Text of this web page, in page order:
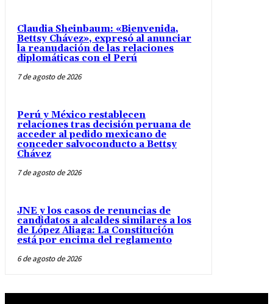
Claudia Sheinbaum: «Bienvenida,
Bettsy Chávez», expresó al anunciar
la reanudación de las relaciones
diplomáticas con el Perú
7 de agosto de 2026
Perú y México restablecen
relaciones tras decisión peruana de
acceder al pedido mexicano de
conceder salvoconducto a Bettsy
Chávez
7 de agosto de 2026
JNE y los casos de renuncias de
candidatos a alcaldes similares a los
de López Aliaga: La Constitución
está por encima del reglamento
6 de agosto de 2026